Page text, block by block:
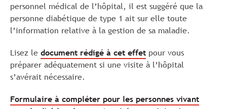
personnel médical de l’hôpital, il est suggéré que la
personne diabétique de type 1 ait sur elle toute
l’information relative à la gestion de sa maladie.
Lisez le document rédigé à cet effet pour vous
préparer adéquatement si une visite à l’hôpital
s’avérait nécessaire.
Formulaire à compléter pour les personnes vivant